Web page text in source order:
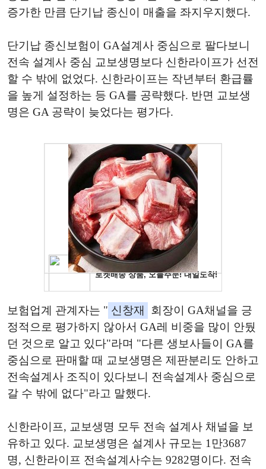
증가한 만큼 단기납 종신이 매출을 좌지우지했다.
단기납 종신보험이 GA설계사 중심으로 팔다보니
전속 설계사 중심 교보생명보다 신한라이프가 선전
할 수 밖에 없었다. 신한라이프는 작년부터 환급률
을 높게 설정하는 등 GA를 공략했다. 반면 교보생
명은 GA 공략이 늦었다는 평가다.
보험업계 관계자는 " 신창재
회장이 GA채널을 긍
정적으로 평가하지 않아서 GA레 비중을 많이 안뒀
던 것으로 알고 있다"라며 "다른 생보사들이 GA를
중심으로 판매할 때 교보생명은 제판분리도 안하고
전속설계사 조직이 있다보니 전속설계사 중심으로
갈 수 밖에 없다"라고 말했다.
신한라이프, 교보생명 모두 전속 설계사 채널을 보
유하고 있다. 교보생명은 설계사 규모는 1만3687
명, 신한라이프 전속설계사수는 9282명이다. 전속